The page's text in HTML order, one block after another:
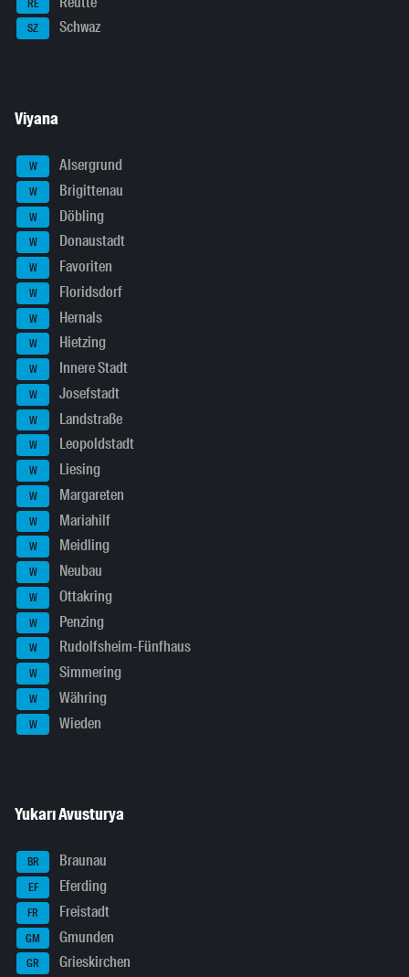
RE
SZ Schwaz
Viyana
W Alsergrund
W Brigittenau
W Döbling
W Donaustadt
W Favoriten
W Floridsdorf
W Hernals
W Hietzing
W Innere Stadt
W Josefstadt
W Landstraße
W Leopoldstadt
W Liesing
W Margareten
W Mariahilf
W Meidling
W Neubau
W Ottakring
W Penzing
W Rudolfsheim-Fünfhaus
W Simmering
W Währing
W Wieden
Yukarı Avusturya
BR Braunau
EF Eferding
FR Freistadt
GM Gmunden
GR Grieskirchen